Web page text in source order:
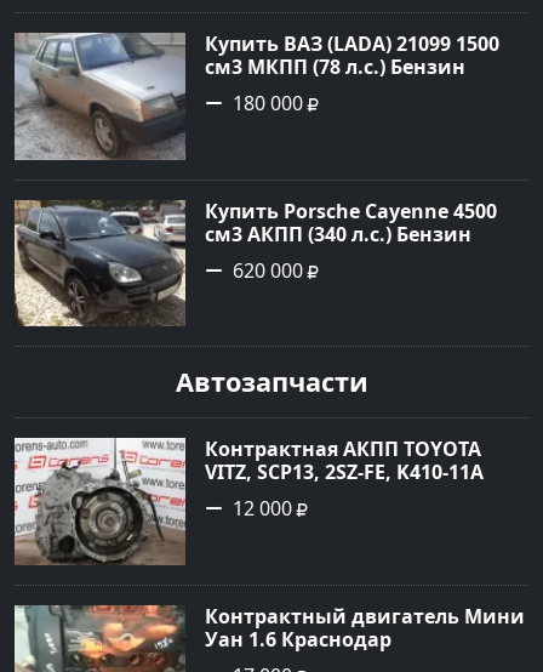
№3746 на сайте Авторынок23
Купить ВАЗ (LADA) 21099 1500
см3 МКПП (78 л.с.) Бензин
инжектор в Гостагаевская :
цвет Серебряный Седан 2001
Авторынок23
180 000
Купить Porsche Cayenne 4500
см3 АКПП (340 л.с.) Бензин
турбонаддув в Новороссийск:
цвет черный Внедорожник
сайте Авторынок23
620 000
Автозапчасти
Контрактная АКПП TOYOTA
VITZ, SCP13, 2SZ-FE, K410-11A
Ростов
12 000
Контрактный двигатель Мини
Уан 1.6 Краснодар